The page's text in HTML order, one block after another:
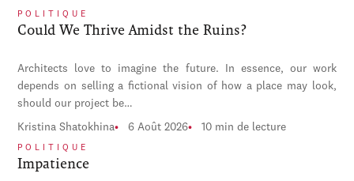
POLITIQUE
Could We Thrive Amidst the Ruins?
Architects love to imagine the future. In essence, our work
depends on selling a fictional vision of how a place may look,
should our project be…
Kristina Shatokhina 6 Août 2026 10 min de lecture
POLITIQUE
Impatience